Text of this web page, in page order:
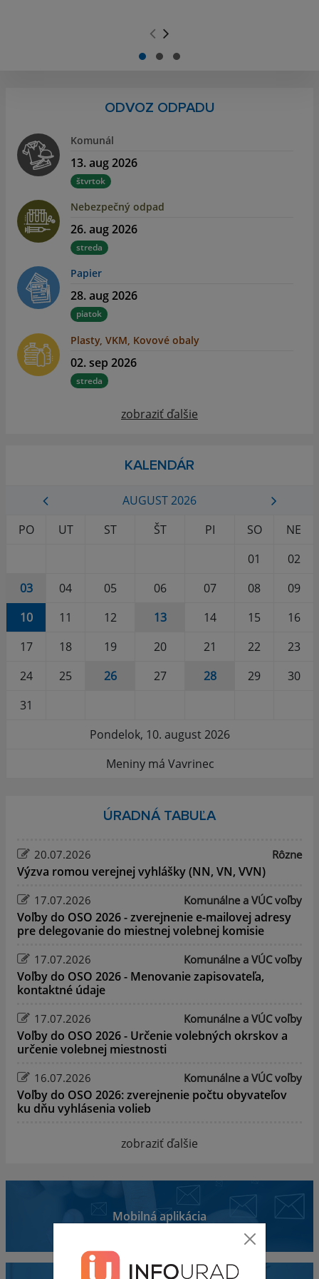
ODVOZ ODPADU
Komunál
13. aug 2026
štvrtok
Nebezpečný odpad
26. aug 2026
streda
Papier
28. aug 2026
piatok
Plasty, VKM, Kovové obaly
02. sep 2026
streda
zobraziť ďalšie
KALENDÁR
AUGUST 2026
PO
UT ST ŠT PI SO
NE
01
02
03
04 05 06 07 08
09
10
11 12 13 14 15
16
17
18 19 20 21 22
23
24
25 26 27 28 29
30
31
Pondelok, 10. august 2026
Meniny má Vavrinec
ÚRADNÁ TABUĽA
20.07.2026 Rôzne
Výzva romou verejnej vyhlášky (NN, VN, VVN)
17.07.2026 Komunálne a VÚC voľby
Voľby do OSO 2026 - zverejnenie e-mailovej adresy
pre delegovanie do miestnej volebnej komisie
17.07.2026 Komunálne a VÚC voľby
Voľby do OSO 2026 - Menovanie zapisovateľa,
kontaktné údaje
17.07.2026 Komunálne a VÚC voľby
Voľby do OSO 2026 - Určenie volebných okrskov a
určenie volebnej miestnosti
16.07.2026 Komunálne a VÚC voľby
Voľby do OSO 2026: zverejnenie počtu obyvateľov
ku dňu vyhlásenia volieb
zobraziť ďalšie
Mobilná aplikácia